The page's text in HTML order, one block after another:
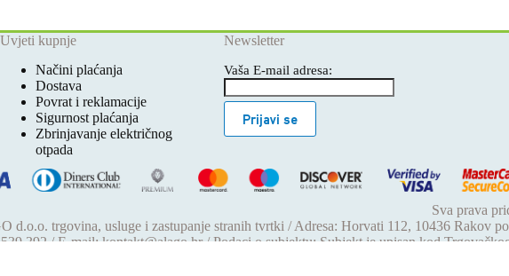
Uvjeti kupnje
Načini plaćanja
Dostava
Povrat i reklamacije
Sigurnost plaćanja
Zbrinjavanje električnog
otpada
Newsletter
Vaša E-mail adresa:
Prijavi se
Sva prava
d.o.o. trgovina, usluge i zastupanje stranih tvrtki / Adresa: Horvati 112, 10436 Rakov
392 / E-mail: kontakt@alago.hr / Podaci o subjektu: Subjekt je upisan kod